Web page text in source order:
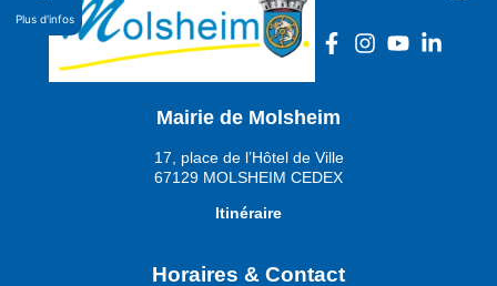
Mairie de Molsheim
17, place de l’Hôtel de Ville
67129 MOLSHEIM CEDEX
Itinéraire
Horaires & Contact
Plus d'infos